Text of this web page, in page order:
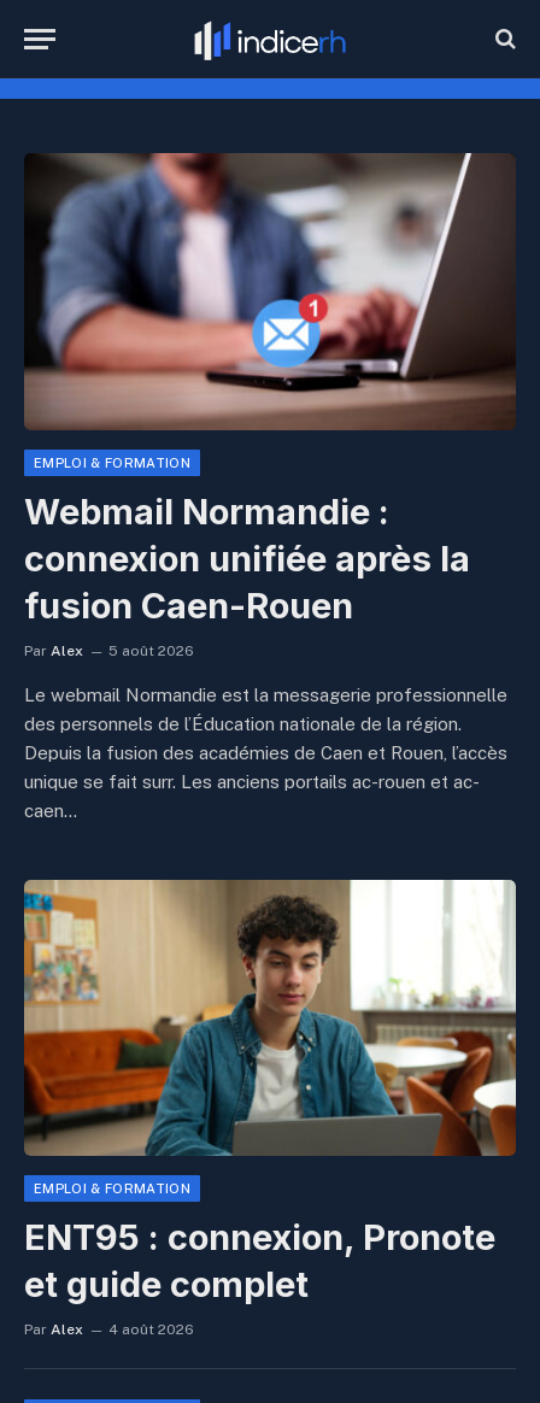
EMPLOI & FORMATION
Webmail Normandie :
connexion unifiée après la
fusion Caen-Rouen
Par Alex 5 août 2026
Le webmail Normandie est la messagerie professionnelle
des personnels de l’Éducation nationale de la région.
Depuis la fusion des académies de Caen et Rouen, l’accès
unique se fait surr. Les anciens portails ac-rouen et ac-
caen…
EMPLOI & FORMATION
ENT95 : connexion, Pronote
et guide complet
Par Alex 4 août 2026